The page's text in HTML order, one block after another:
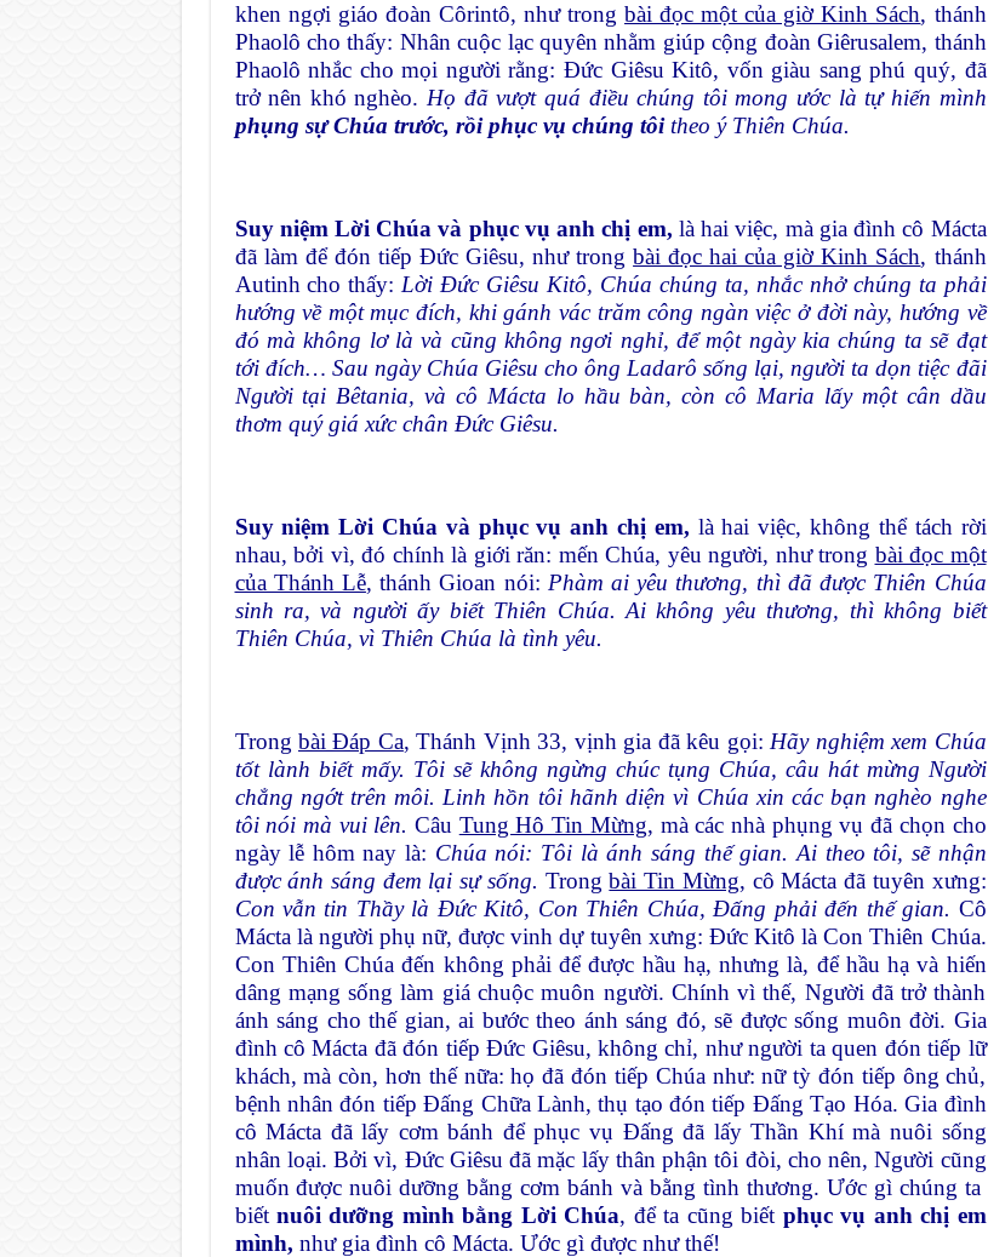
khen ngợi giáo đoàn Côrintô, như trong bài đọc một của giờ Kinh Sách, thánh
Phaolô cho thấy: Nhân cuộc lạc quyên nhằm giúp cộng đoàn Giêrusalem, thánh
Phaolô nhắc cho mọi người rằng: Đức Giêsu Kitô, vốn giàu sang phú quý, đã
trở nên khó nghèo. Họ đã vượt quá điều chúng tôi mong ước là tự hiến mình
phụng sự Chúa trước, rồi phục vụ chúng tôitheo ý Thiên Chúa.
Suy niệm Lời Chúa và phục vụ anh chị em, là hai việc, mà gia đình cô Mácta
đã làm để đón tiếp Đức Giêsu, như trongbài đọc hai của giờ Kinh Sách, thánh
Autinh cho thấy: Lời Đức Giêsu Kitô, Chúa chúng ta, nhắc nhở chúng ta phải
hướng về một mục đích, khi gánh vác trăm công ngàn việc ở đời này, hướng về
đó mà không lơ là và cũng không ngơi nghỉ, để một ngày kia chúng ta sẽ đạt
tới đích… Sau ngày Chúa Giêsu cho ông Ladarô sống lại, người ta dọn tiệc đãi
Người tại Bêtania, và cô Mácta lo hầu bàn, còn cô Maria lấy một cân dầu
thơm quý giá xức chân Đức Giêsu.
Suy niệm Lời Chúa và phục vụ anh chị em, là hai việc, không thể tách rời
nhau, bởi vì, đó chính là giới răn: mến Chúa, yêu người, như trong bài đọc một
của Thánh Lễ, thánh Gioan nói: Phàm ai yêu thương, thì đã được Thiên Chúa
sinh ra, và người ấy biết Thiên Chúa. Ai không yêu thương, thì không biết
Thiên Chúa, vì Thiên Chúa là tình yêu.
Trong bài Đáp Ca, Thánh Vịnh 33, vịnh gia đã kêu gọi: Hãy nghiệm xem Chúa
tốt lành biết mấy. Tôi sẽ không ngừng chúc tụng Chúa, câu hát mừng Người
chẳng ngớt trên môi. Linh hồn tôi hãnh diện vì Chúa xin các bạn nghèo nghe
tôi nói mà vui lên.Câu Tung Hô Tin Mừng, mà các nhà phụng vụ đã chọn cho
ngày lễ hôm nay là: Chúa nói: Tôi là ánh sáng thế gian. Ai theo tôi, sẽ nhận
được ánh sáng đem lại sự sống. Trongbài Tin Mừng, cô Mácta đã tuyên xưng:
Con vẫn tin Thầy là Đức Kitô, Con Thiên Chúa, Đấng phải đến thế gian. Cô
Mácta là người phụ nữ, được vinh dự tuyên xưng: Đức Kitô là Con Thiên Chúa.
Con Thiên Chúa đến không phải để được hầu hạ, nhưng là, để hầu hạ và hiến
dâng mạng sống làm giá chuộc muôn người. Chính vì thế, Người đã trở thành
ánh sáng cho thế gian, ai bước theo ánh sáng đó, sẽ được sống muôn đời. Gia
đình cô Mácta đã đón tiếp Đức Giêsu, không chỉ, như người ta quen đón tiếp lữ
khách, mà còn, hơn thế nữa: họ đã đón tiếp Chúa như: nữ tỳ đón tiếp ông chủ,
bệnh nhân đón tiếp Đấng Chữa Lành, thụ tạo đón tiếp Đấng Tạo Hóa. Gia đình
cô Mácta đã lấy cơm bánh để phục vụ Đấng đã lấy Thần Khí mà nuôi sống
nhân loại. Bởi vì, Đức Giêsu đã mặc lấy thân phận tôi đòi, cho nên, Người cũng
muốn được nuôi dưỡng bằng cơm bánh và bằng tình thương. Ước gì chúng ta
biết nuôi dưỡng mình bằng Lời Chúa, để ta cũng biết phục vụ anh chị em
mình, như gia đình cô Mácta. Ước gì được như thế!